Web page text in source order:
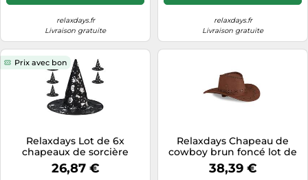
relaxdays.fr
Livraison gratuite
relaxdays.fr
Livraison gratuite
Prix avec bon
Relaxdays Lot de 6x
chapeaux de sorcière
26,87 €
Relaxdays Chapeau de
cowboy brun foncé lot de
10
38,39 €